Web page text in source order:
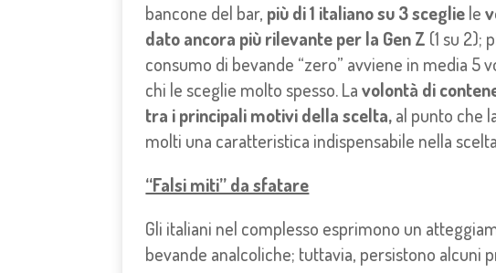
bancone del bar, più di 1 italiano su 3 scegliele
dato ancora più rilevante per la Gen Z (1 su 2);
consumo di bevande “zero” avviene in media 5
chi le sceglie molto spesso. Lavolontà di
tra i principali motivi della scelta,al punto che
molti una caratteristica indispensabile nella
“Falsi miti” da sfatare
Gli italiani nel complesso esprimono un
bevande analcoliche; tuttavia, persistono alcuni